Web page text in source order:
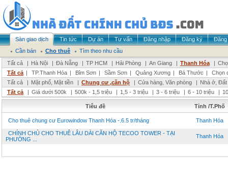
Sàn giao dịch Tin tức Dự án Tư vấn Đăng nhập Đăng ký
Đăng
Cần bán
Cho thuê
Tìm theo nhu cầu
Tất cả
| Hà Nội | Đà Nẵng | TP HCM | Hải Phòng | An Giang | Thanh Hóa |
Tất cả | TP.Thanh Hóa | Bỉm Sơn | Sầm Sơn | Quảng Xương | Bá Thước |
Chọn
Tất cả
| Mặt phố, Mặt tiền | Chung cư ,căn hộ | Cửa hàng, Văn phòng | Nhà ở,
Tất cả
| Giá dưới 500k | 500k - 1,5 triệu | 1,5 - 3 triệu | 3 - 6 triệu | 6 - 10 triệu |
Tiêu đề Tỉnh /T.Phố
Cho thuê chung cư Eurowindow Thanh Hóa -.6.5 tr/tháng Thanh Hóa
CHÍNH CHỦ CHO THUÊ LÂU DÀI CĂN HỘ TECOO TOWER - TẠI
PHƯỜNG ...
Thanh Hóa